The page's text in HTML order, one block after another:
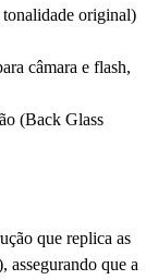
original)
câmara e flash,
(Back Glass
que replica as
assegurando que a